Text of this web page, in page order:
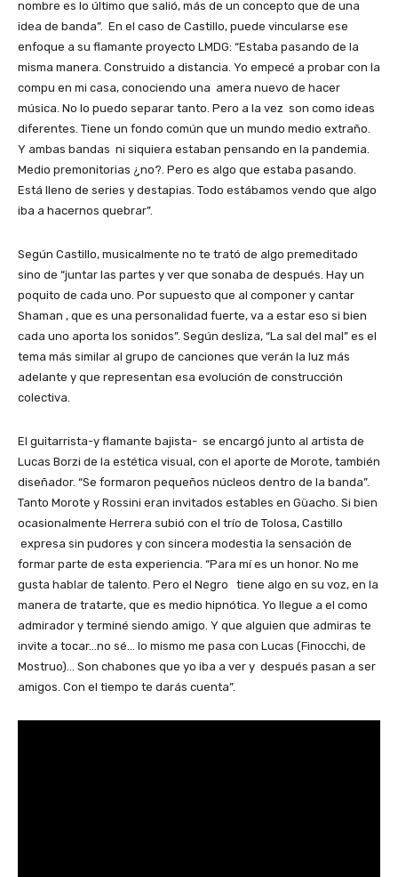
nombre es lo último que salió, más de un concepto que de una
idea de banda”. En el caso de Castillo, puede vincularse ese
enfoque a su flamante proyecto LMDG: “Estaba pasando de la
misma manera. Construido a distancia. Yo empecé a probar con la
compu en mi casa, conociendo una amera nuevo de hacer
música. No lo puedo separar tanto. Pero a la vez son como ideas
diferentes. Tiene un fondo común que un mundo medio extraño.
Y ambas bandas ni siquiera estaban pensando en la pandemia.
Medio premonitorias ¿no?. Pero es algo que estaba pasando.
Está lleno de series y destapias. Todo estábamos vendo que algo
iba a hacernos quebrar”.
Según Castillo, musicalmente no te trató de algo premeditado
sino de “juntar las partes y ver que sonaba de después. Hay un
poquito de cada uno. Por supuesto que al componer y cantar
Shaman , que es una personalidad fuerte, va a estar eso si bien
cada uno aporta los sonidos”. Según desliza, “La sal del mal” es el
tema más similar al grupo de canciones que verán la luz más
adelante y que representan esa evolución de construcción
colectiva.
El guitarrista-y flamante bajista- se encargó junto al artista de
Lucas Borzi de la estética visual, con el aporte de Morote, también
diseñador. “Se formaron pequeños núcleos dentro de la banda”.
Tanto Morote y Rossini eran invitados estables en Güacho. Si bien
ocasionalmente Herrera subió con el trío de Tolosa, Castillo
expresa sin pudores y con sincera modestia la sensación de
formar parte de esta experiencia. “Para mí es un honor. No me
gusta hablar de talento. Pero el Negro tiene algo en su voz, en la
manera de tratarte, que es medio hipnótica. Yo llegue a el como
admirador y terminé siendo amigo. Y que alguien que admiras te
invite a tocar…no sé… lo mismo me pasa con Lucas (Finocchi, de
Mostruo)… Son chabones que yo iba a ver y después pasan a ser
amigos. Con el tiempo te darás cuenta”.